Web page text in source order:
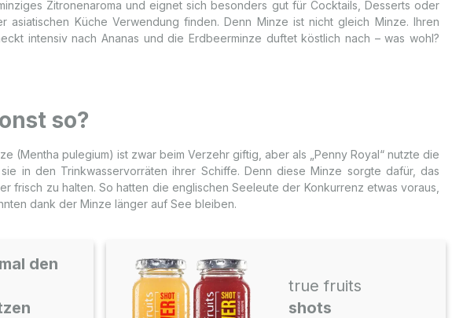
Zitronenaroma und eignet sich besonders gut für Cocktails, Desserts oder
Küche Verwendung finden. Denn Minze ist nicht gleich Minze. Ihren
intensiv nach Ananas und die Erdbeerminze duftet köstlich nach – was wohl?
so?
(Mentha pulegium) ist zwar beim Verzehr giftig, aber als „Penny Royal“ nutzte die
in den Trinkwasservorräten ihrer Schiffe. Denn diese Minze sorgte dafür, das
frisch zu halten. So hatten die englischen Seeleute der Konkurrenz etwas voraus,
dank der Minze länger auf See bleiben.
den
true fruits
shots